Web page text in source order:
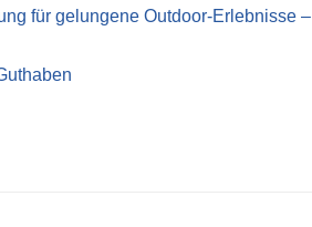
für gelungene Outdoor-Erlebnisse –